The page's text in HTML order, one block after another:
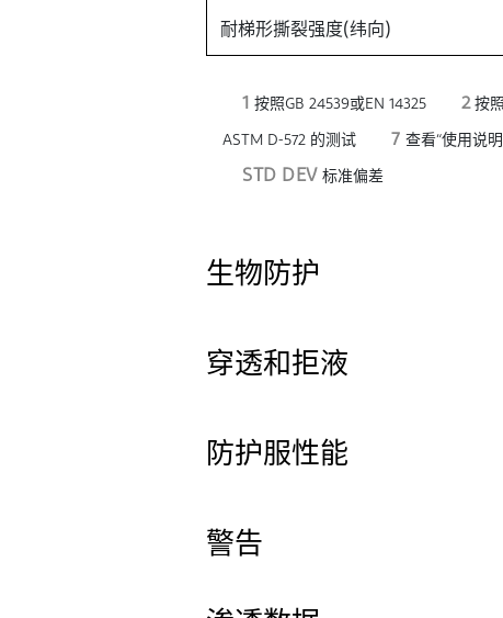
耐梯形撕裂强度(纬向)
1 按照GB 24539或EN 14325 2按照
ASTM D-572 的测试 7 查看“使用说
STD DEV 标准偏差
生物防护
穿透和拒液
防护服性能
警告